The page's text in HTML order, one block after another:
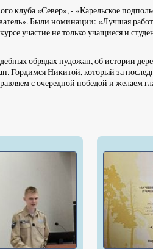
клуба «Север», - «Карельское
Были номинации: «Лучшая
участие не только учащиеся и
обрядах пудожан, об истории
Гордимся Никитой, который за
с очередной победой и желаем